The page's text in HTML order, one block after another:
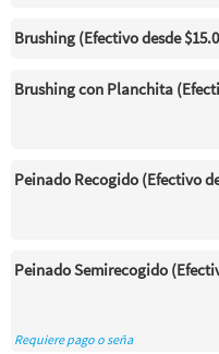
Brushing (Efectivo desde
Brushing con Planchita
Peinado Recogido (Efectivo
Peinado Semirecogido
Requiere pago o seña